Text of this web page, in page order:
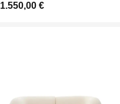
1.550,00 €